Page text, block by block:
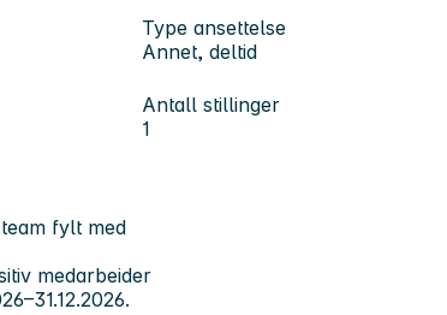
Type ansettelse
Annet, deltid
Antall stillinger
1
fylt med
medarbeider